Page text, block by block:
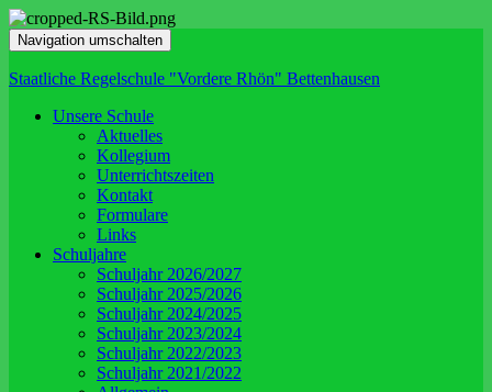
Navigation umschalten
Staatliche Regelschule "Vordere Rhön" Bettenhausen
Unsere Schule
Aktuelles
Kollegium
Unterrichtszeiten
Kontakt
Formulare
Links
Schuljahre
Schuljahr 2026/2027
Schuljahr 2025/2026
Schuljahr 2024/2025
Schuljahr 2023/2024
Schuljahr 2022/2023
Schuljahr 2021/2022